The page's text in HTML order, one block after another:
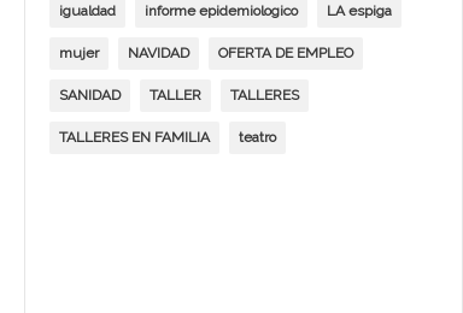
igualdad informe epidemiologico LA espiga
mujer NAVIDAD OFERTA DE EMPLEO
SANIDAD TALLER TALLERES
TALLERES EN FAMILIA teatro